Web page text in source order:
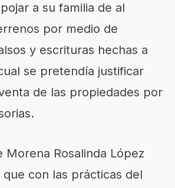
a su familia de al
por medio de
y escrituras hechas a
se pretendía justificar
de las propiedades por
Morena Rosalinda López
con las prácticas del